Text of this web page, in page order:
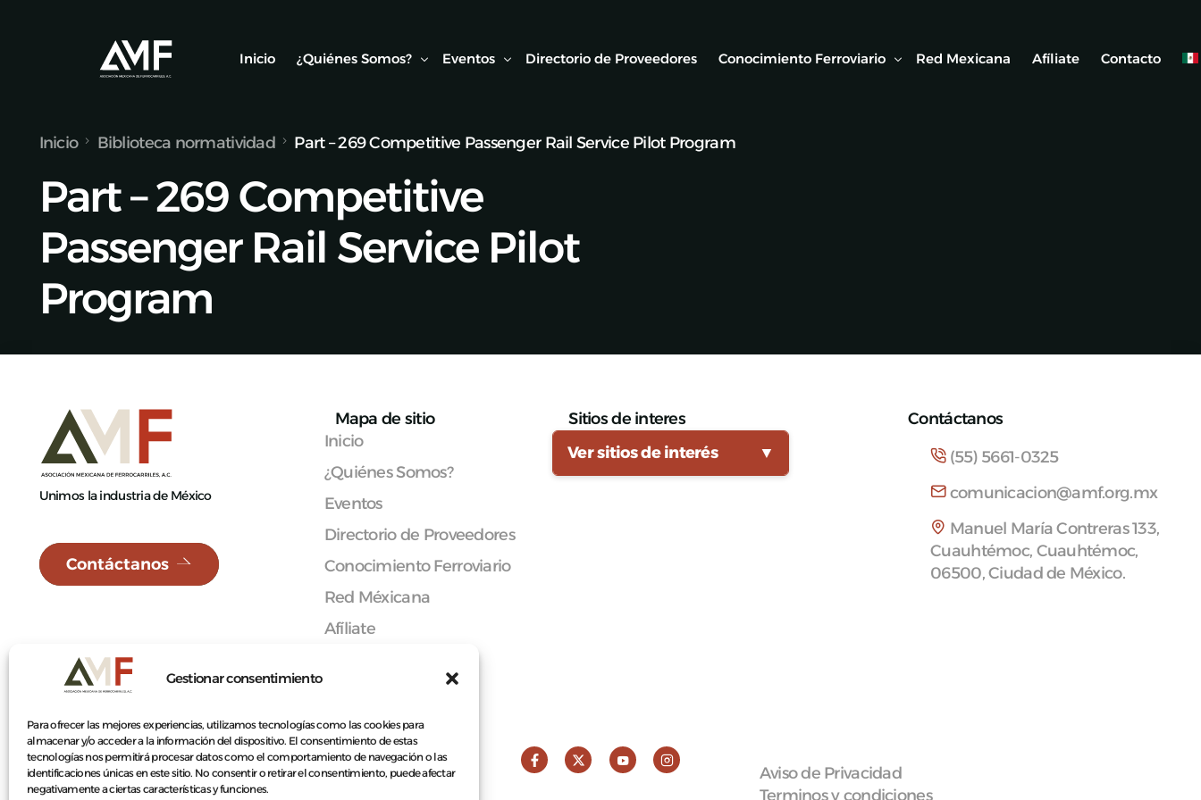
Gestionar consentimiento
Para ofrecer las mejores experiencias, utilizamos tecnologías como las cookies para
almacenar y/o acceder a la información del dispositivo. El consentimiento de estas
tecnologías nos permitirá procesar datos como el comportamiento de navegación o las
identificaciones únicas en este sitio. No consentir o retirar el consentimiento, puede afectar
negativamente a ciertas características y funciones.
Inicio ¿Quiénes Somos?
Socios
Nuestro Equipo
Alianzas y Convenios
Eventos
Conexión AMF
Webinars Técnicos
Expo Rail
Directorio de Proveedores Conocimiento Ferroviario
Biblioteca Ferroviaria
Red Mexicana Afíliate Contacto
Inicio Biblioteca normatividad Part – 269 Competitive Passenger Rail Service Pilot Program
Part – 269 Competitive
Passenger Rail Service Pilot
Program
Unimos la industria de México
Contáctanos
Mapa de sitio
Inicio
¿Quiénes Somos?
Eventos
Directorio de Proveedores
Conocimiento Ferroviario
Red Méxicana
Afíliate
Sitios de interes
Ver sitios de interés
▼
Contáctanos
(55) 5661-0325
comunicacion@amf.org.mx
Manuel María Contreras 133,
Cuauhtémoc, Cuauhtémoc,
06500, Ciudad de México.
© 2026 Asociación Mexicana de Ferrocarriles A.C.
Aviso de Privacidad
Terminos y condiciones